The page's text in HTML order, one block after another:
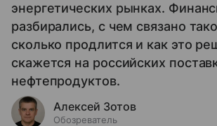
энергетических рынках.
разбирались, с чем связано
сколько продлится и как это
скажется на российских
нефтепродуктов.
Алексей Зотов
Обозреватель